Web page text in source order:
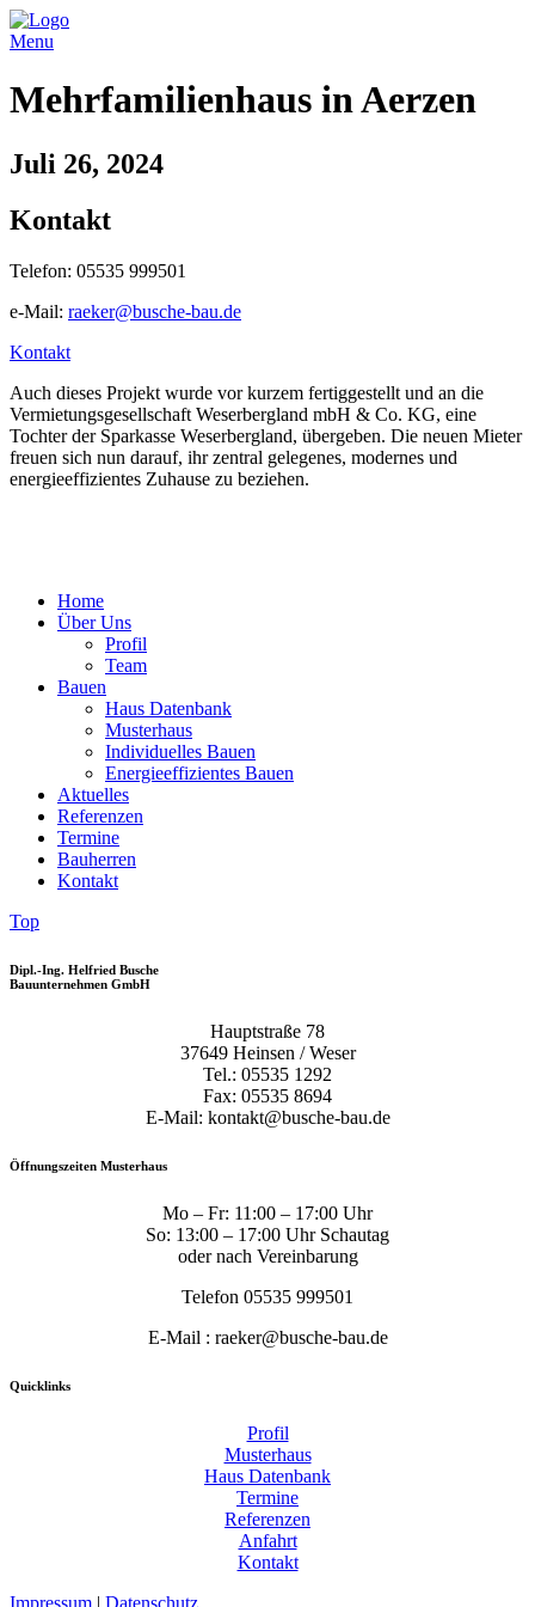
Menu
Mehrfamilienhaus in Aerzen
Juli 26, 2024
Kontakt
Telefon: 05535 999501
e-Mail: raeker@busche-bau.de
Kontakt
Auch dieses Projekt wurde vor kurzem fertiggestellt und an die
Vermietungsgesellschaft Weserbergland mbH & Co. KG, eine
Tochter der Sparkasse Weserbergland, übergeben. Die neuen Mieter
freuen sich nun darauf, ihr zentral gelegenes, modernes und
energieeffizientes Zuhause zu beziehen.
Home
Über Uns
Profil
Team
Bauen
Haus Datenbank
Musterhaus
Individuelles Bauen
Energieeffizientes Bauen
Aktuelles
Referenzen
Termine
Bauherren
Kontakt
Top
Dipl.-Ing. Helfried Busche
Bauunternehmen GmbH
Hauptstraße 78
37649 Heinsen / Weser
Tel.: 05535 1292
Fax: 05535 8694
E-Mail: kontakt@busche-bau.de
Öffnungszeiten Musterhaus
Mo – Fr: 11:00 – 17:00 Uhr
So: 13:00 – 17:00 Uhr Schautag
oder nach Vereinbarung
Telefon 05535 999501
E-Mail : raeker@busche-bau.de
Quicklinks
Profil
Musterhaus
Haus Datenbank
Termine
Referenzen
Anfahrt
Kontakt
Impressum | Datenschutz